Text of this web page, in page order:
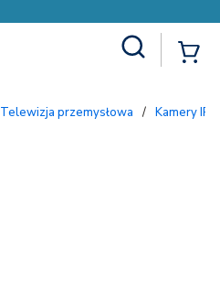
Telewizja przemysłowa / Kamery IP